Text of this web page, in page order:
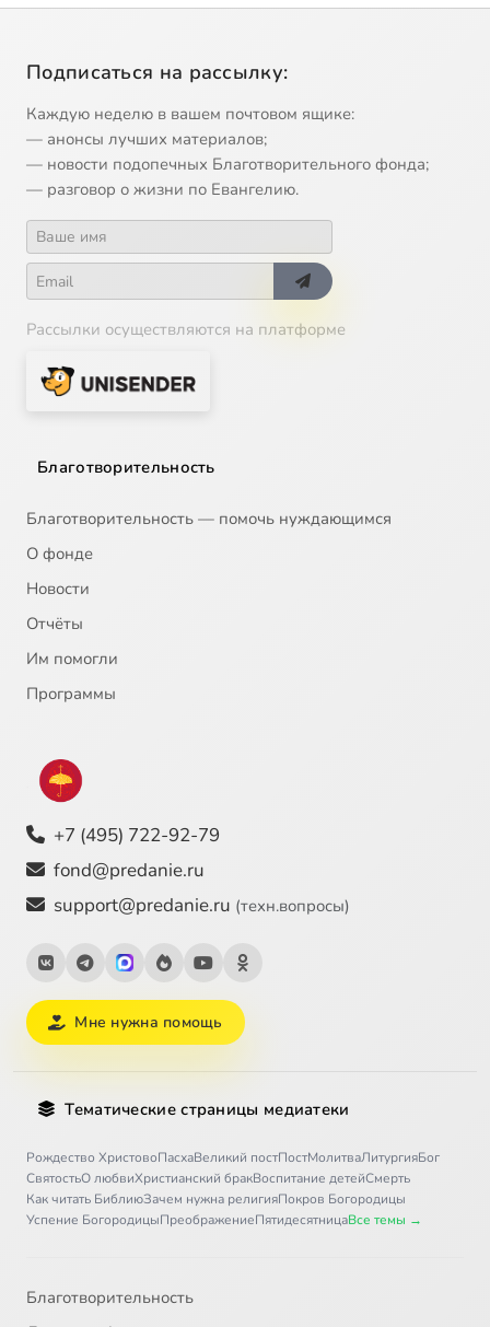
Подписаться на рассылку:
Каждую неделю в вашем почтовом ящике:
— анонсы лучших материалов;
— новости подопечных Благотворительного фонда;
— разговор о жизни по Евангелию.
Рассылки осуществляются на платформе
Благотворительность
Благотворительность — помочь нуждающимся
О фонде
Новости
Отчёты
Им помогли
Программы
+7 (495) 722-92-79
fond@predanie.ru
support@predanie.ru (техн.вопросы)
Мне нужна помощь
Тематические страницы медиатеки
Рождество ХристовоПасхаВеликий постПостМолитваЛитургияБог
СвятостьО любвиХристианский бракВоспитание детейСмерть
Как читать БиблиюЗачем нужна религияПокров Богородицы
Успение БогородицыПреображениеПятидесятницаВсе темы →
Благотворительность